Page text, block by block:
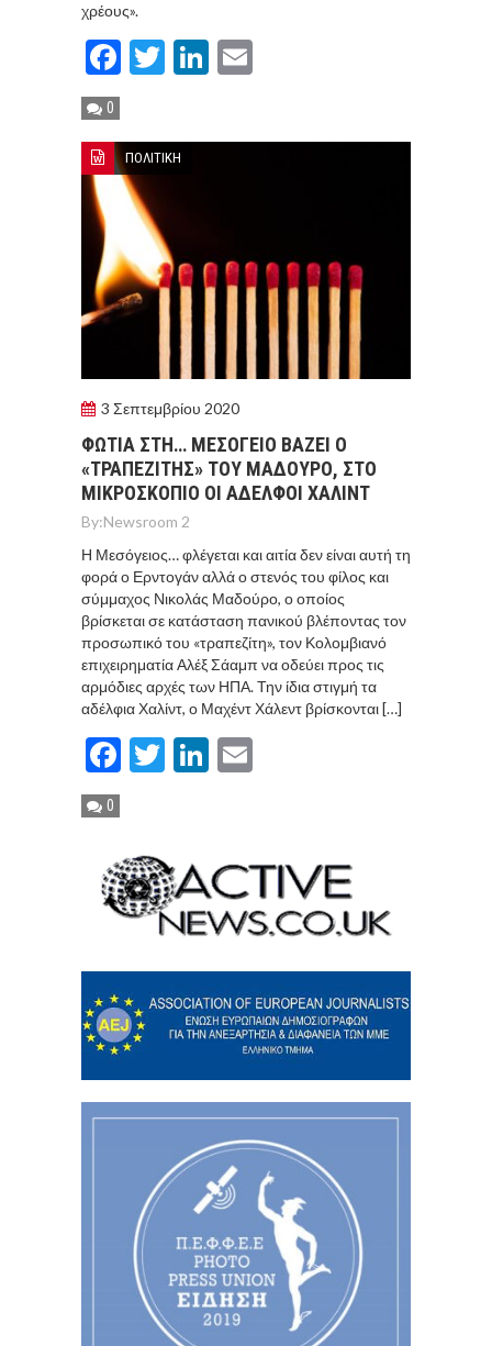
χρέους».
Facebook
TwitterLinkedIn
0
ΠΟΛΙΤΙΚΗ
3 Σεπτεμβρίου 2020
ΦΩΤΙΑ ΣΤΗ… ΜΕΣΟΓΕΙΟ ΒΑΖΕΙ Ο
«ΤΡΑΠΕΖΙΤΗΣ» ΤΟΥ ΜΑΔΟΥΡΟ, ΣΤΟ
ΜΙΚΡΟΣΚΟΠΙΟ ΟΙ ΑΔΕΛΦΟΙ ΧΑΛΙΝΤ
By:Newsroom 2
Η Μεσόγειος… φλέγεται και αιτία δεν είναι αυτή τη
φορά ο Ερντογάν αλλά ο στενός του φίλος και
σύμμαχος Νικολάς Μαδούρο, ο οποίος
βρίσκεται σε κατάσταση πανικού βλέποντας τον
προσωπικό του «τραπεζίτη», τον Κολομβιανό
επιχειρηματία Αλέξ Σάαμπ να οδεύει προς τις
αρμόδιες αρχές των ΗΠΑ. Την ίδια στιγμή τα
αδέλφια Χαλίντ, ο Μαχέντ Χάλεντ βρίσκονται […]
Facebook
TwitterLinkedIn
0